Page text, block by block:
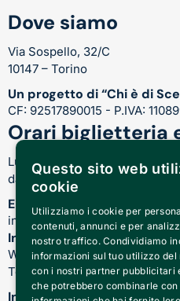
Dove siamo
Via Sospello, 32/C
10147 – Torino
Un progetto di “Chi è di
CF: 92517890015 - P.IVA:
Orari biglietteria
Lunedì-Venerdì:
dalle 17.00 alle 21.00
Email
Informazioni su spettacoli e
WhatsApp: 344 410 4477
Telefono: 011 221 6128
Informazioni sui nostri corsi
Questo sito web
cookie
Utilizziamo i cookie per
contenuti, annunci e per
nostro traffico. Condividiamo
informazioni sul tuo utilizzo del
con i nostri partner pubblicitari
che potrebbero combinarle